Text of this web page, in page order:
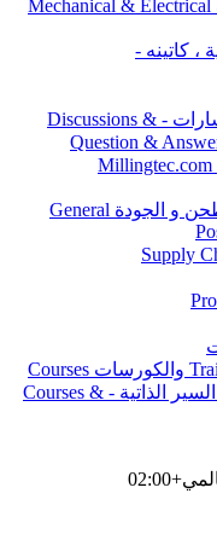
↲ الصيانة الميكانيكية و الكهربائية Mechanical & Electrical
كاتينه -
↲ الاسئلة و المناقشات و الاستفسارات - Discussions &
↲ نشرات موقع تكنولوجيا الطحن Millingtec.com
↲ مواضيع عامه فى تكنولوجيا الطحن و الجودة General
↲ الوظائف jobs و التدريبات Training والكورسات Courses
والندوات والدورات و السيمينارز و السير الذاتية - Courses &